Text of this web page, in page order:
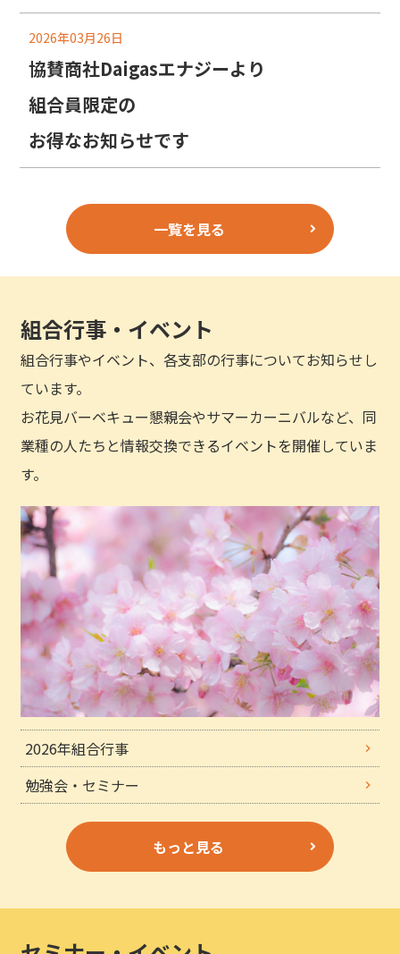
2026年03月26日
協賛商社Daigasエナジーより
組合員限定の
お得なお知らせです
一覧を見る
組合行事・イベント
組合行事やイベント、各支部の行事についてお知らせし
ています。
お花見バーベキュー懇親会やサマーカーニバルなど、同
業種の人たちと情報交換できるイベントを開催していま
す。
2026年組合行事
勉強会・セミナー
もっと見る